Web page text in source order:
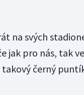
na svých
jak pro nás, tak ve
černý